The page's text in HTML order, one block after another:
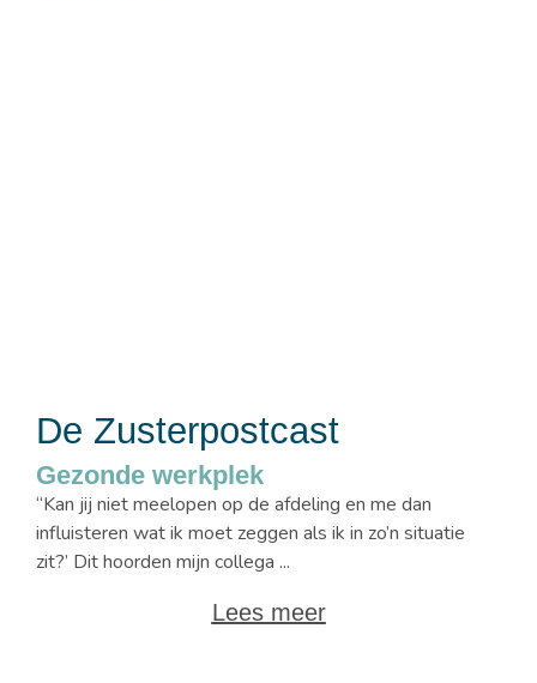
Gezonde werkplek
De Zusterpostcast
“Kan jij niet meelopen op de afdeling en me dan
influisteren wat ik moet zeggen als ik in zo’n situatie
zit?’ Dit hoorden mijn collega ...
Lees meer